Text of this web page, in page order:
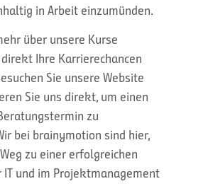
in Arbeit einzumünden.
über unsere Kurse
Ihre Karrierechancen
Sie unsere Website
Sie uns direkt, um einen
zu
bei brainymotion sind hier,
zu einer erfolgreichen
IT und im Projektmanagement